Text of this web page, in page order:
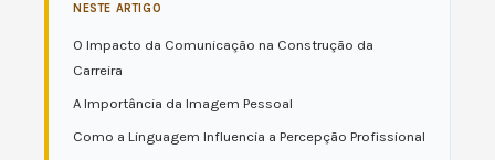
NESTE ARTIGO
O Impacto da Comunicação na Construção da
Carreira
A Importância da Imagem Pessoal
Como a Linguagem Influencia a Percepção Profissional